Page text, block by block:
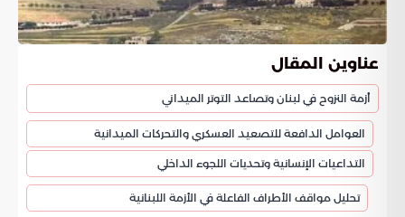
عناوين المقال
أزمة النزوح في لبنان وتصاعد التوتر الميداني
العوامل الدافعة للتصعيد العسكري والتحركات الميدانية
التداعيات الإنسانية وتحديات اللجوء الداخلي
تحليل مواقف الأطراف الفاعلة في الأزمة اللبنانية